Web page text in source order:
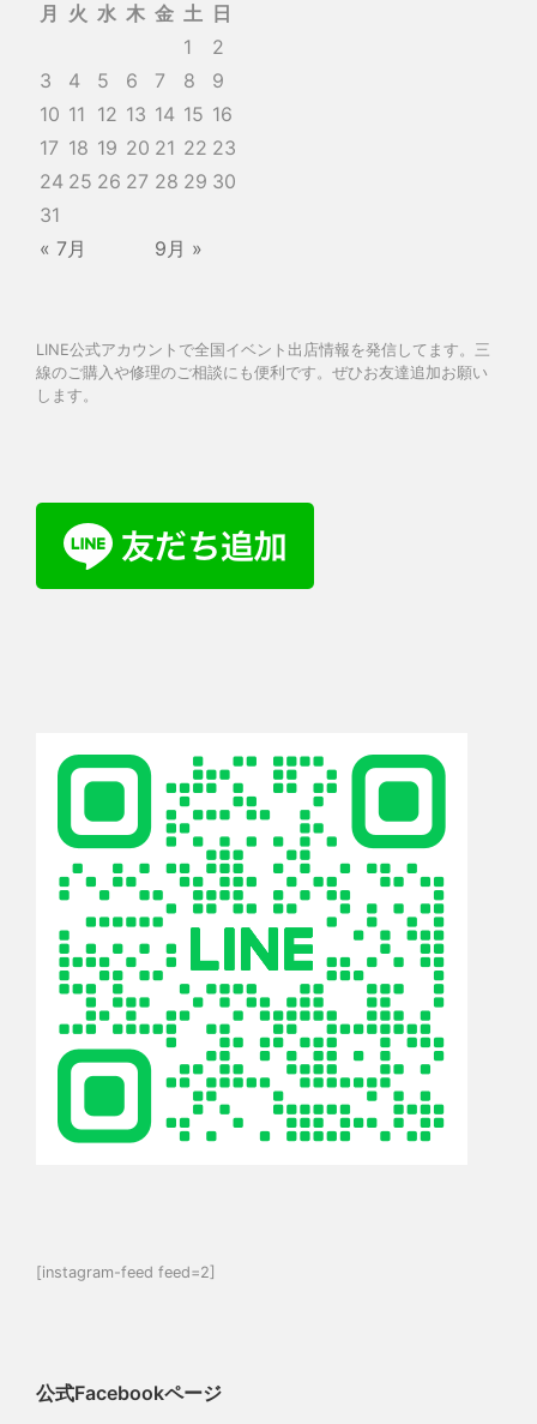
月
火 水 木 金 土 日
1
2
3
4 5 6 7 8
9
10 11 12 13 14 15 16
17 18 19 20 21 22 23
24 25 26 27 28 29 30
31
« 7月
9月 »
LINE公式アカウントで全国イベント出店情報を発信してます。三
線のご購入や修理のご相談にも便利です。ぜひお友達追加お願い
します。
[instagram-feed feed=2]
公式Facebookページ